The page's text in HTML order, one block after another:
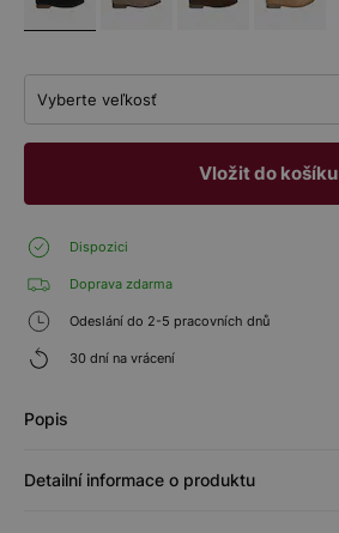
Vyberte veľkosť
Vložit do košíku
Dispozici
Doprava zdarma
Odeslání do 2-5 pracovních dnů
30 dní na vrácení
Popis
Detailní informace o produktu